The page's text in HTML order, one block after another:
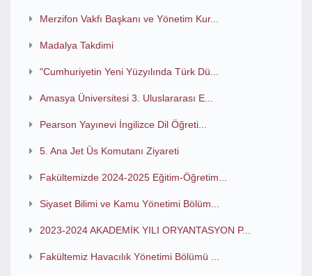
Merzifon Vakfı Başkanı ve Yönetim Kur...
Madalya Takdimi
"Cumhuriyetin Yeni Yüzyılında Türk Dü...
Amasya Üniversitesi 3. Uluslararası E...
Pearson Yayınevi İngilizce Dil Öğreti...
5. Ana Jet Üs Komutanı Ziyareti
Fakültemizde 2024-2025 Eğitim-Öğretim...
Siyaset Bilimi ve Kamu Yönetimi Bölüm...
2023-2024 AKADEMİK YILI ORYANTASYON P...
Fakültemiz Havacılık Yönetimi Bölümü ...